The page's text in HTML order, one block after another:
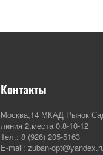
Контакты
Москва,14 МКАД Рынок
линия 2,места 0.8-10-12
Тел.: 8 (926) 205-5163
E-mail: zuban-